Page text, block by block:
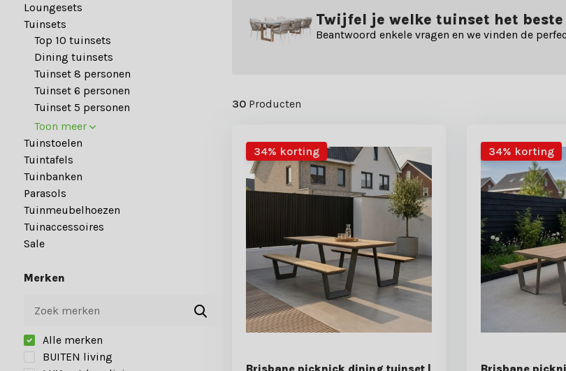
Loungesets
Tuinsets
Top 10 tuinsets
Dining tuinsets
Tuinset 8 personen
Tuinset 6 personen
Tuinset 5 personen
Toon meer
Tuinstoelen
Tuintafels
Tuinbanken
Parasols
Tuinmeubelhoezen
Tuinaccessoires
Sale
Merken
Alle merken
BUITEN living
Twijfel je welke tuinset het
Beantwoord enkele vragen en we vinden de
30Producten
34% korting 34% korting